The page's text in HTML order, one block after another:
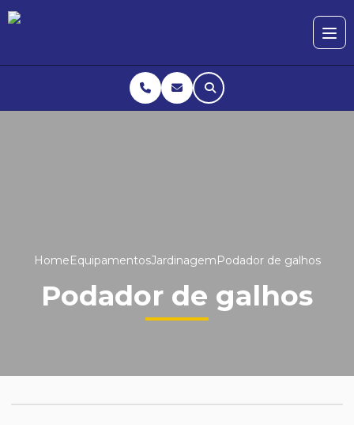
HomeEquipamentosJardinagemPodador de galhos
Podador de galhos